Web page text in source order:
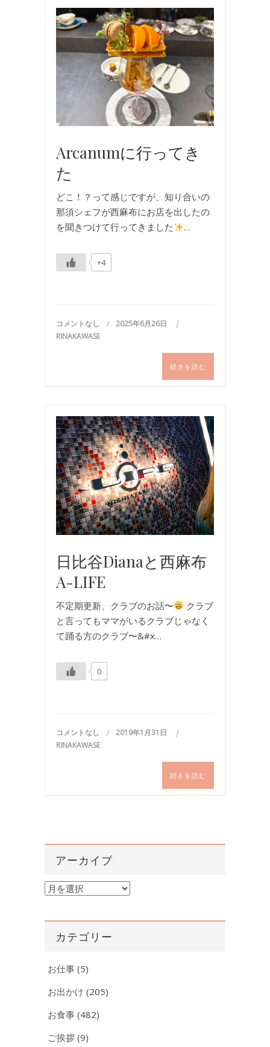
Arcanumに行ってき
た
どこ！？って感じですが、知り合いの
那須シェフが西麻布にお店を出したの
を聞きつけて行ってきました
…
+4
コメントなし
2025年6月26日
RINAKAWASE
続きを読む
日比谷Dianaと西麻布
A-LIFE
不定期更新、クラブのお話〜
クラブ
と言ってもママがいるクラブじゃなく
て踊る方のクラブ〜&#x…
0
コメントなし
2019年1月31日
RINAKAWASE
続きを読む
アーカイブ
ア
カ
カテゴリー
お仕事 (5)
お出かけ (205)
お食事 (482)
ご挨拶 (9)